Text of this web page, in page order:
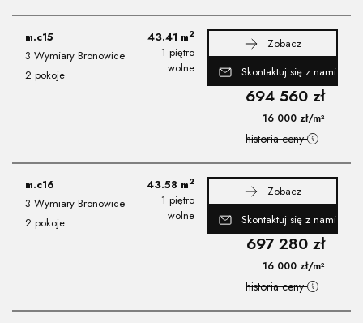
m.c15
3 Wymiary Bronowice
2 pokoje
43.41 m2
1 piętro
wolne
Zobacz
Skontaktuj się z nami
694 560 zł
16 000 zł/m²
historia ceny
m.c16
3 Wymiary Bronowice
2 pokoje
43.58 m2
1 piętro
wolne
Zobacz
Skontaktuj się z nami
697 280 zł
16 000 zł/m²
historia ceny